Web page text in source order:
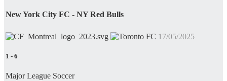
New York City FC - NY Red Bulls
17/05/2025
1 - 6
Major League Soccer